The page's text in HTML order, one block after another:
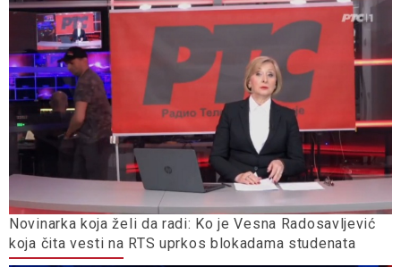
Novinarka koja želi da radi: Ko je Vesna Radosavljević
koja čita vesti na RTS uprkos blokadama studenata